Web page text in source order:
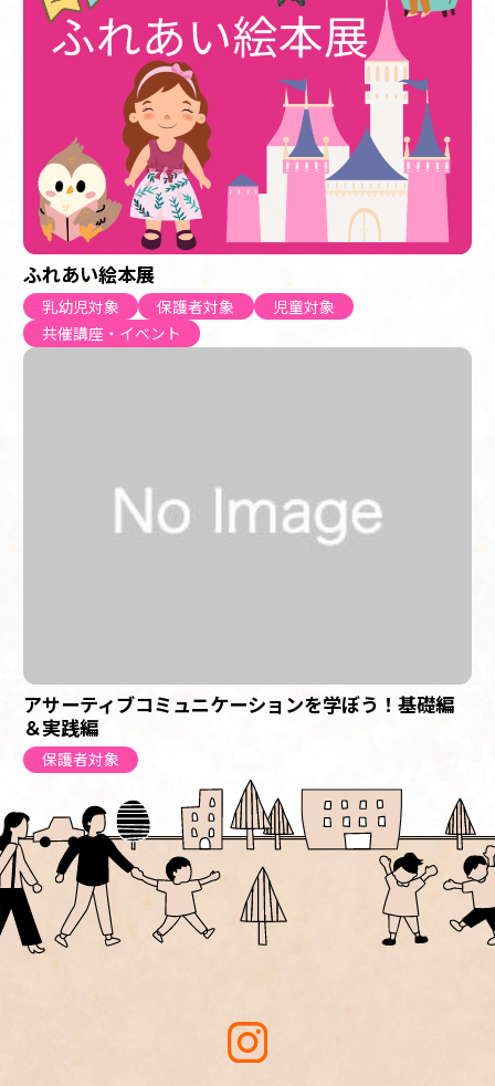
ふれあい絵本展
乳幼児対象 保護者対象
児童対象
共催講座・イベント
アサーティブコミュニケーションを学ぼう！基礎編
＆実践編
保護者対象